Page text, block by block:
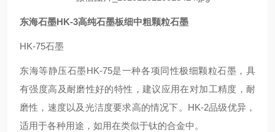
东海石墨HK-3高纯石墨板细中粗颗粒石墨
HK-75石墨
东海等静压石墨HK-75是一种各项同性极细颗粒石墨，具
有强度高及耐磨性好的特性，建议应用在对加工精度，耐
磨性，速度以及光洁度要求高的情况下。HK-2品级优异，
适用于各种用途，如用在类似于钛的合金中。